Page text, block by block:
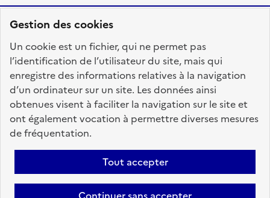
Gestion des cookies
Un cookie est un fichier, qui ne permet pas
l’identification de l’utilisateur du site, mais qui
enregistre des informations relatives à la navigation
d’un ordinateur sur un site. Les données ainsi
obtenues visent à faciliter la navigation sur le site et
ont également vocation à permettre diverses mesures
de fréquentation.
Tout accepter
FRANÇAISE
fonction-publique.gouv.fr
legifrance.gouv.fr
gouvernement.fr
Accessibilité : totalement conforme
Personnaliser les cookies
Mentions légales Contact